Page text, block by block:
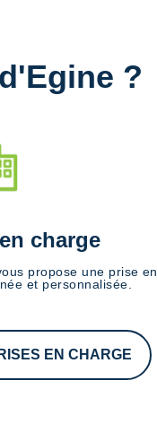
?
charge
propose une prise en
et personnalisée.
EN CHARGE